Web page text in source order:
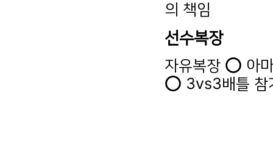
의 책임
선수복장
자유복장 ⭕️ 아
⭕️ 3vs3배틀 참